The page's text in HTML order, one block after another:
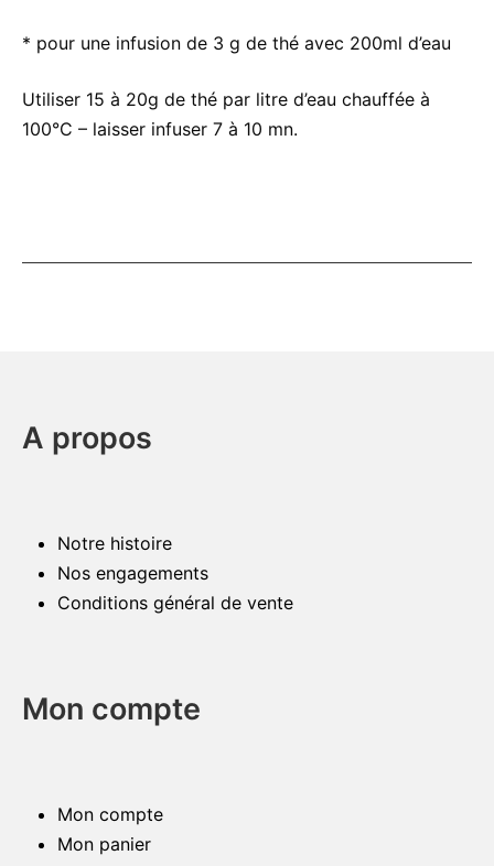
* pour une infusion de 3 g de thé avec 200ml d’eau
Utiliser 15 à 20g de thé par litre d’eau chauffée à
100°C – laisser infuser 7 à 10 mn.
A propos
Notre histoire
Nos engagements
Conditions général de vente
Mon compte
Mon compte
Mon panier